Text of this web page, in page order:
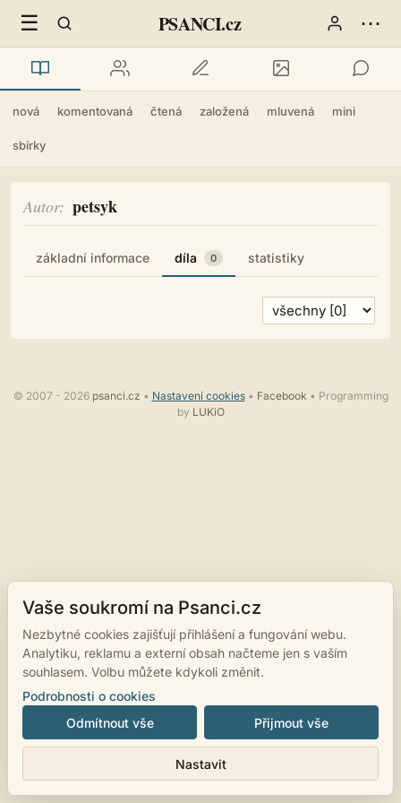
☰ PSANCI.cz ⋯
nová komentovaná čtená založená mluvená mini
sbírky
Autor petsyk
základní informace díla 0 statistiky
© 2007 - 2026 psanci.cz • Nastavení cookies• Facebook • Programming
by LUKiO
Vaše soukromí na Psanci.cz
Nezbytné cookies zajišťují přihlášení a fungování webu.
Analytiku, reklamu a externí obsah načteme jen s vaším
souhlasem. Volbu můžete kdykoli změnit.
Podrobnosti o cookies
Odmítnout vše
Nastavit
Přijmout vše